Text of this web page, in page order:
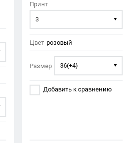
Принт
3
Цвет розовый
Размер 36(+4)
Добавить к сравнению